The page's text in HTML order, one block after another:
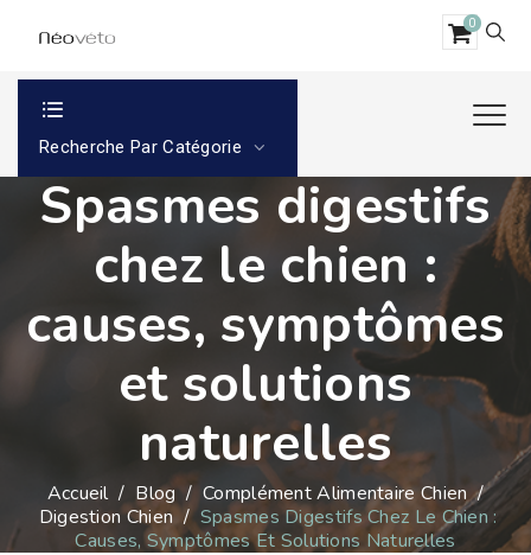
0
Recherche Par Catégorie
Spasmes digestifs
chez le chien :
causes, symptômes
et solutions
naturelles
Accueil/ Blog / Complément Alimentaire Chien/
Digestion Chien / Spasmes Digestifs Chez Le Chien :
Causes, Symptômes Et Solutions Naturelles